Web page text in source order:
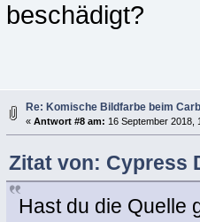
beschädigt?
Re: Komische Bildfarbe beim
« Antwort #8 am: 16 September 2018,
Zitat von: Cypress
Hast du die Quelle